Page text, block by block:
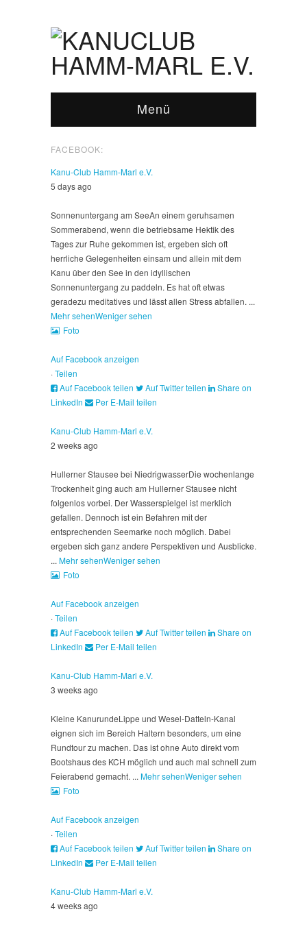
Menü
FACEBOOK:
Kanu-Club Hamm-Marl e.V.
5 days ago
Sonnenuntergang am SeeAn einem geruhsamen
Sommerabend, wenn die betriebsame Hektik des
Tages zur Ruhe gekommen ist, ergeben sich oft
herrliche Gelegenheiten einsam und allein mit dem
Kanu über den See in den idyllischen
Sonnenuntergang zu paddeln. Es hat oft etwas
geradezu meditatives und lässt allen Stress abfallen. ...
Mehr sehenWeniger sehen
Foto
Auf Facebook anzeigen
·Teilen
Auf Facebook teilen
Auf Twitter teilen
Share on
LinkedIn
Per E-Mail teilen
Kanu-Club Hamm-Marl e.V.
2 weeks ago
Hullerner Stausee bei NiedrigwasserDie wochenlange
Trockenheit ging auch am Hullerner Stausee nicht
folgenlos vorbei. Der Wasserspielgel ist merklich
gefallen. Dennoch ist ein Befahren mit der
entsprechenden Seemarke noch möglich. Dabei
ergeben sich ganz andere Perspektiven und Ausblicke.
... Mehr sehenWeniger sehen
Foto
Auf Facebook anzeigen
·Teilen
Auf Facebook teilen
Auf Twitter teilen
Share on
LinkedIn
Per E-Mail teilen
Kanu-Club Hamm-Marl e.V.
3 weeks ago
Kleine KanurundeLippe und Wesel-Datteln-Kanal
eignen sich im Bereich Haltern besonders, um eine
Rundtour zu machen. Das ist ohne Auto direkt vom
Bootshaus des KCH möglich und auch mal schnell zum
Feierabend gemacht. ... Mehr sehenWeniger sehen
Foto
Auf Facebook anzeigen
·Teilen
Auf Facebook teilen
Auf Twitter teilen
Share on
LinkedIn
Per E-Mail teilen
Kanu-Club Hamm-Marl e.V.
4 weeks ago